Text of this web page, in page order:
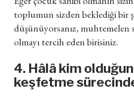
toplumun sizden beklediği bir
düşünüyorsanız, muhtemelen
olmayı tercih eden birisiniz.
4. Hâlâ kim
keşfetme